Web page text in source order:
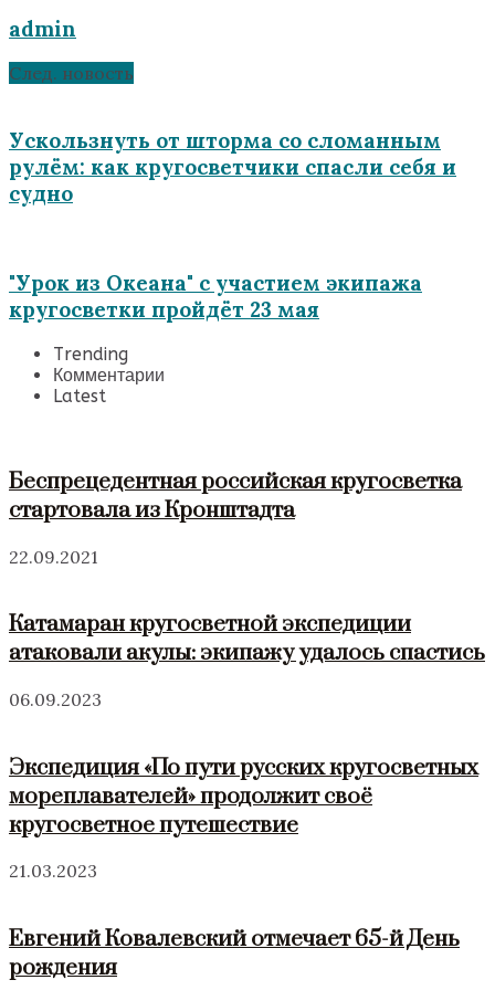
admin
След. новость
Ускользнуть от шторма со сломанным
рулём: как кругосветчики спасли себя и
судно
"Урок из Океана" с участием экипажа
кругосветки пройдёт 23 мая
Trending
Комментарии
Latest
Беспрецедентная российская кругосветка
стартовала из Кронштадта
22.09.2021
Катамаран кругосветной экспедиции
атаковали акулы: экипажу удалось спастись
06.09.2023
Экспедиция «По пути русских кругосветных
мореплавателей» продолжит своё
кругосветное путешествие
21.03.2023
Евгений Ковалевский отмечает 65-й День
рождения